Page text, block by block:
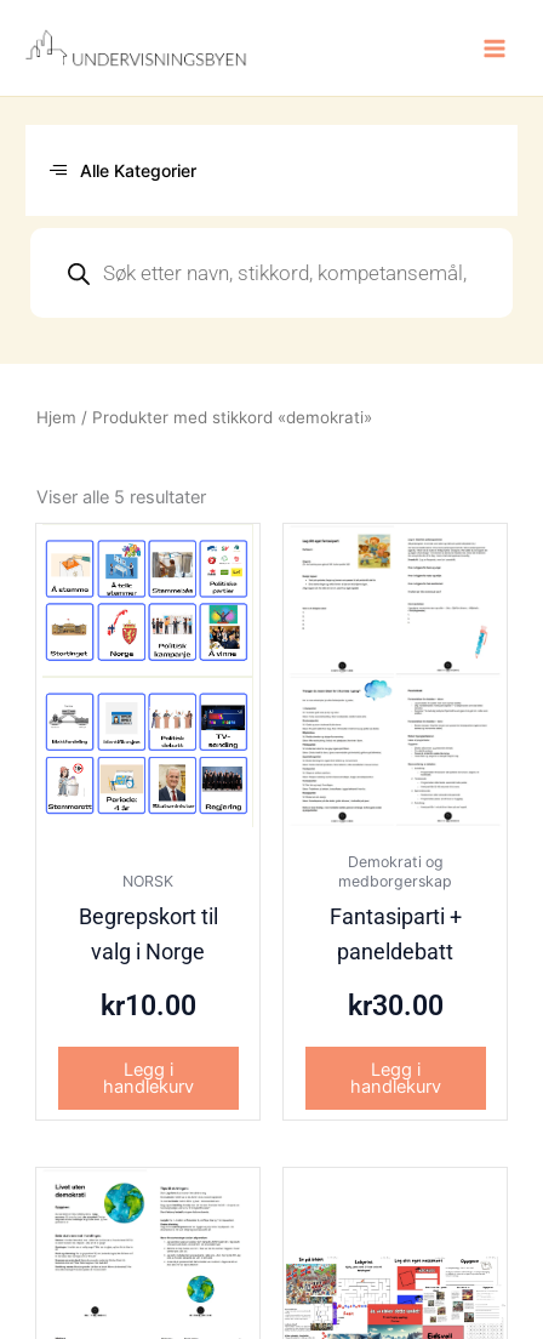
innholdet
Alle Kategorier
search
Hjem / Produkter med stikkord «demokrati»
Viser alle 5 resultateretter
NORSK
Begrepskort til
valg i Norge
kr10.00
Legg i
handlekurv
Demokrati og
medborgerskap
Fantasiparti +
paneldebatt
kr30.00
Legg i
handlekurv